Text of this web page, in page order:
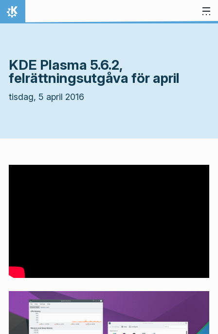
Gå till innehåll
Hem
KDE Plasma 5.6.2,
felrättningsutgåva för april
tisdag, 5 april 2016